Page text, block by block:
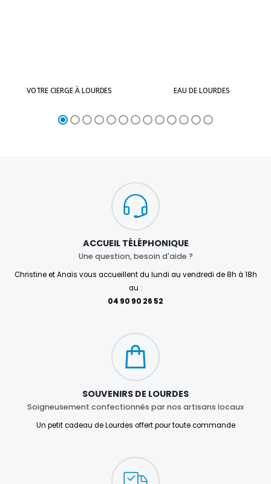
VOTRE CIERGE À LOURDES EAU DE LOURDES
ACCUEIL TÉLÉPHONIQUE
Une question, besoin d'aide ?
Christine et Anaïs vous accueillent du lundi au vendredi de 8h à 18h
au :
04 90 90 26 52
SOUVENIRS DE LOURDES
Soigneusement confectionnés par nos artisans locaux
Un petit cadeau de Lourdes offert pour toute commande